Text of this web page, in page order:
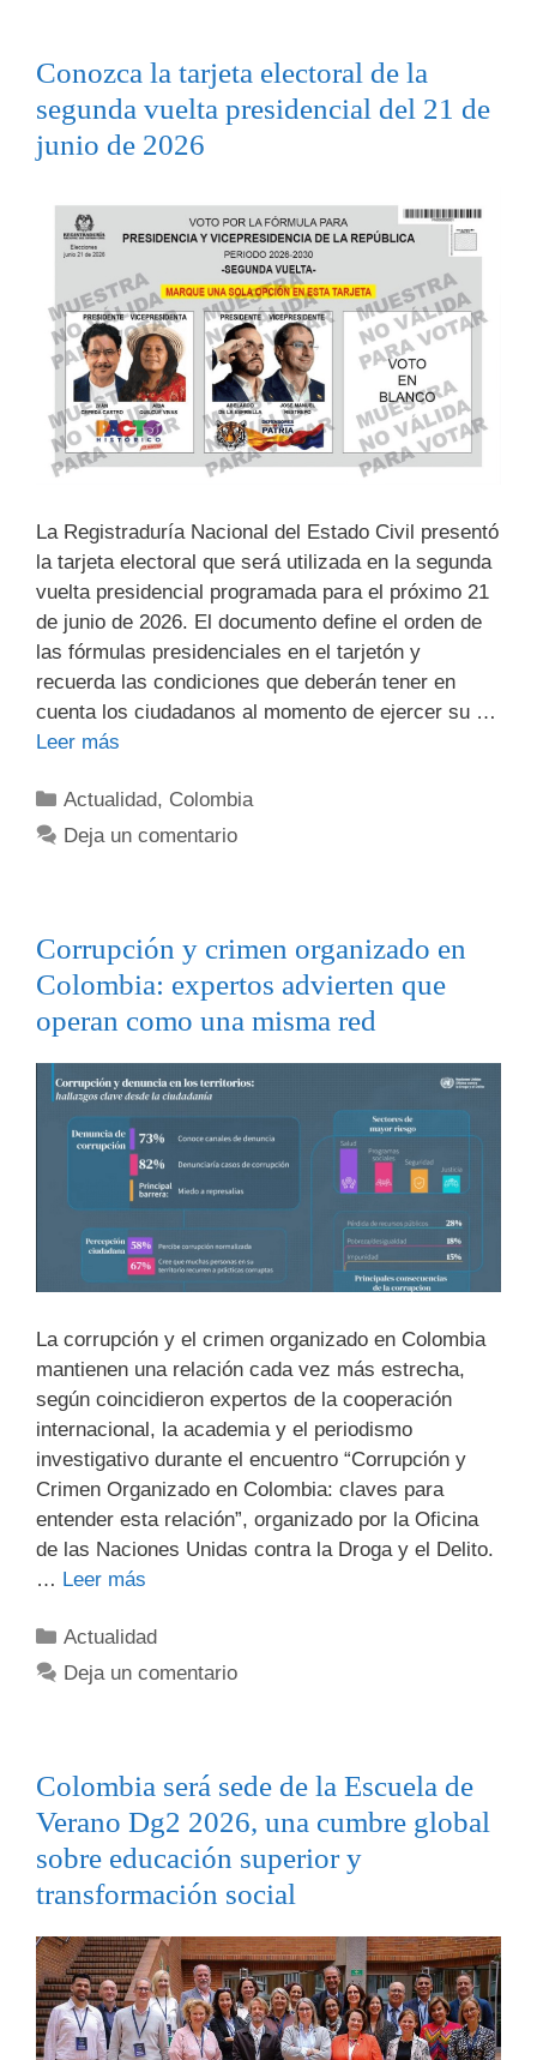
Conozca la tarjeta electoral de la
segunda vuelta presidencial del 21 de
junio de 2026
La Registraduría Nacional del Estado Civil presentó
la tarjeta electoral que será utilizada en la segunda
vuelta presidencial programada para el próximo 21
de junio de 2026. El documento define el orden de
las fórmulas presidenciales en el tarjetón y
recuerda las condiciones que deberán tener en
cuenta los ciudadanos al momento de ejercer su …
Leer más
Actualidad, Colombia
Deja un comentario
Corrupción y crimen organizado en
Colombia: expertos advierten que
operan como una misma red
La corrupción y el crimen organizado en Colombia
mantienen una relación cada vez más estrecha,
según coincidieron expertos de la cooperación
internacional, la academia y el periodismo
investigativo durante el encuentro “Corrupción y
Crimen Organizado en Colombia: claves para
entender esta relación”, organizado por la Oficina
de las Naciones Unidas contra la Droga y el Delito.
… Leer más
Actualidad
Deja un comentario
Colombia será sede de la Escuela de
Verano Dg2 2026, una cumbre global
sobre educación superior y
transformación social